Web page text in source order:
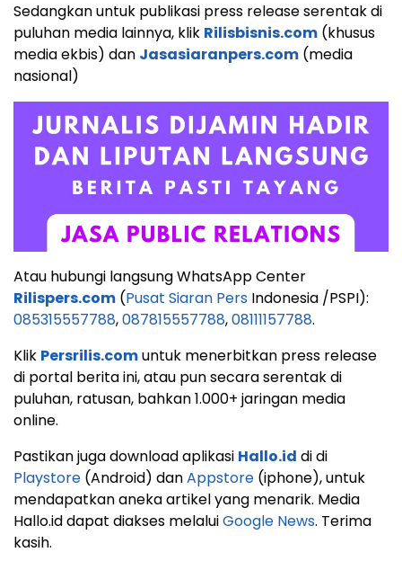
Sedangkan untuk publikasi press release serentak di
puluhan media lainnya, klik Rilisbisnis.com (khusus
media ekbis) dan Jasasiaranpers.com (media
nasional)
Atau hubungi langsung WhatsApp Center
Rilispers.com (Pusat Siaran Pers Indonesia /PSPI):
085315557788,087815557788,08111157788.
Klik Persrilis.comuntuk menerbitkan press release
di portal berita ini, atau pun secara serentak di
puluhan, ratusan, bahkan 1.000+ jaringan media
online.
Pastikan juga download aplikasi Hallo.id di di
Playstore (Android) danAppstore (iphone), untuk
mendapatkan aneka artikel yang menarik. Media
Hallo.id dapat diakses melaluiGoogle News. Terima
kasih.